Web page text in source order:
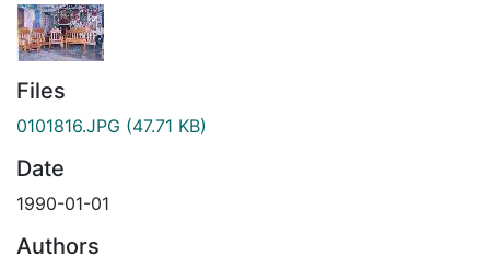
Files
0101816.JPG (47.71 KB)
Date
1990-01-01
Authors